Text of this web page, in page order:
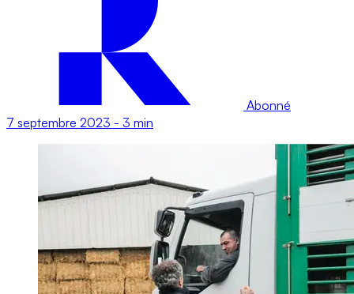
Abonné
7 septembre 2023 - 3 min